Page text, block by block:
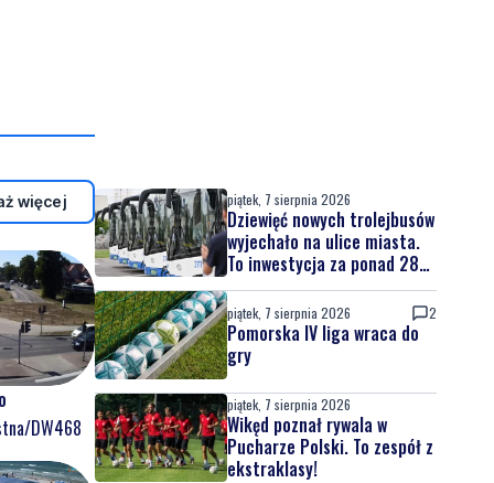
więcej
DW468
piątek, 7 sierpnia 2026
Dziewięć nowych trolejbusów
wyjechało na ulice miasta.
To inwestycja za ponad 28
mln zł
piątek, 7 sierpnia 2026 2
Pomorska IV liga wraca do
gry
piątek, 7 sierpnia 2026
Wikęd poznał rywala w
Pucharze Polski. To zespół z
ekstraklasy!